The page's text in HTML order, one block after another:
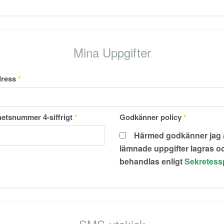
Mina Uppgifter
*
4-siffrigt* Godkänner policy*
lämnade uppgifter lagras
behandlas enligt